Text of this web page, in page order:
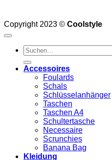
Copyright 2023 © Coolstyle
Suchen
nach:
Accessoires
Foulards
Schals
Schlüsselanhänger
Taschen
Taschen A4
Schultertasche
Necessaire
Scrunchies
Banana Bag
Kleidung